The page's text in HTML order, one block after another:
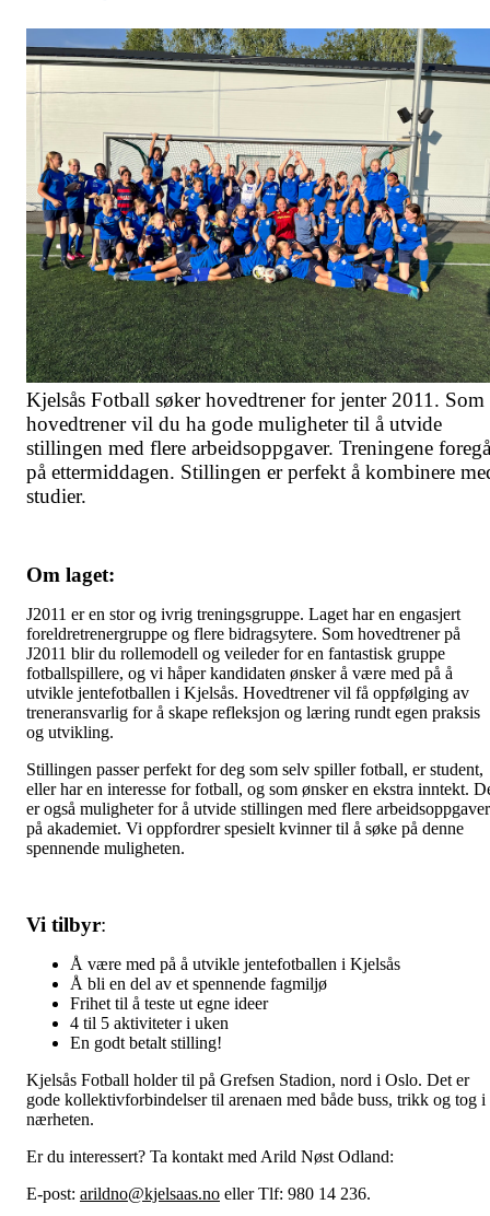
Kjelsås Fotball søker hovedtrener for jenter 2011. Som
hovedtrener vil du ha gode muligheter til å utvide
stillingen med flere arbeidsoppgaver. Treningene
på ettermiddagen. Stillingen er perfekt å kombinere
studier.
Om laget:
J2011 er en stor og ivrig treningsgruppe. Laget har en engasjert
foreldretrenergruppe og flere bidragsytere. Som hovedtrener på
J2011 blir du rollemodell og veileder for en fantastisk gruppe
fotballspillere, og vi håper kandidaten ønsker å være med på å
utvikle jentefotballen i Kjelsås. Hovedtrener vil få oppfølging av
treneransvarlig for å skape refleksjon og læring rundt egen praksis
og utvikling.
Stillingen passer perfekt for deg som selv spiller fotball, er student,
eller har en interesse for fotball, og som ønsker en ekstra inntekt.
er også muligheter for å utvide stillingen med flere arbeidsoppgaver
på akademiet. Vi oppfordrer spesielt kvinner til å søke på denne
spennende muligheten.
Vi tilbyr:
Å være med på å utvikle jentefotballen i Kjelsås
Å bli en del av et spennende fagmiljø
Frihet til å teste ut egne ideer
4 til 5 aktiviteter i uken
En godt betalt stilling!
Kjelsås Fotball holder til på Grefsen Stadion, nord i Oslo. Det er
gode kollektivforbindelser til arenaen med både buss, trikk og tog i
nærheten.
Er du interessert? Ta kontakt med Arild Nøst Odland:
E-post: arildno@kjelsaas.no eller Tlf: 980 14 236.